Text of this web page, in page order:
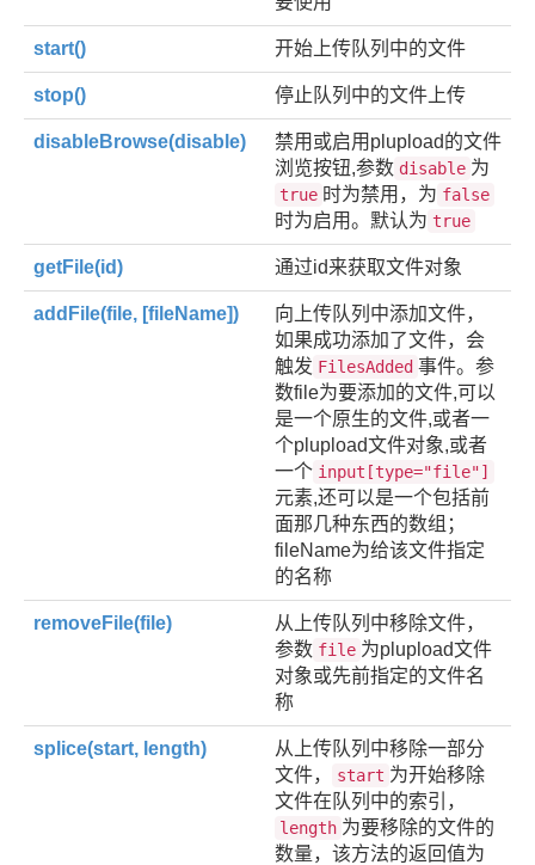
start() 开始上传队列中的文件
stop() 停止队列中的文件上传
disableBrowse(disable)
禁用或启用plupload的文件
浏览按钮,参数 disable 为
true 时为禁用，为 false
时为启用。默认为 true
getFile(id) 通过id来获取文件对象
addFile(file, [fileName])
向上传队列中添加文件，
如果成功添加了文件，会
触发 FilesAdded 事件。参
数file为要添加的文件,可以
是一个原生的文件,或者一
个plupload文件对象,或者
一个 input[type="file"]
元素,还可以是一个包括前
面那几种东西的数组；
fileName为给该文件指定
的名称
removeFile(file)
从上传队列中移除文件，
参数 file 为plupload文件
对象或先前指定的文件名
称
splice(start, length)
从上传队列中移除一部分
文件，
start 为开始移除
文件在队列中的索引，
length 为要移除的文件的
数量，该方法的返回值为